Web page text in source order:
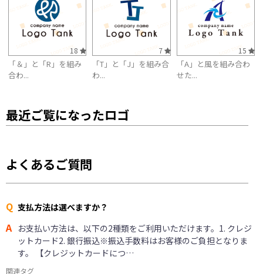
18
「＆」と「R」を組み
合わ...
7
「T」と「J」を組み合
わ...
15
「A」と風を組み合わ
せた...
最近ご覧になったロゴ
よくあるご質問
Q 支払方法は選べますか？
A お支払い方法は、以下の2種類をご利用いただけます。1. クレジ
ットカード2. 銀行振込※振込手数料はお客様のご負担となりま
す。 【クレジットカードにつ…
関連タグ